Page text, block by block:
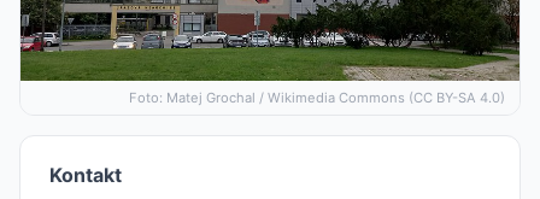
Foto: Matej Grochal / Wikimedia Commons (CC BY-SA 4.0)
Kontakt